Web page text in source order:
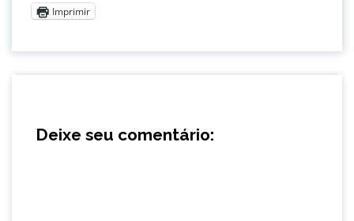
Imprimir
Deixe seu comentário: